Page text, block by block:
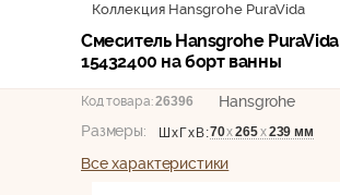
Коллекция Hansgrohe PuraVida
Смеситель Hansgrohe PuraVida
15432400 на борт ванны
Код товара: 26396
Hansgrohe
Размеры:
ШхГхВ:70х265х239 мм
Все характеристики